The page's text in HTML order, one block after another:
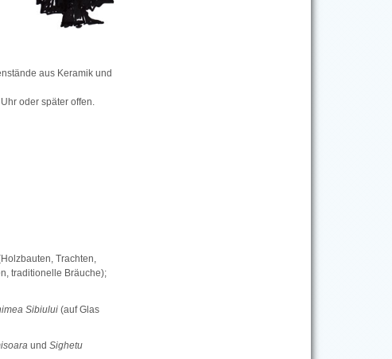
aus Keramik und
oder später offen.
Trachten,
traditionelle Bräuche);
Sibiului (auf Glas
und Sighetu